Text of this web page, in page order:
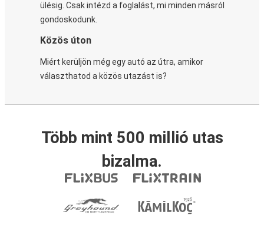
ülésig. Csak intézd a foglalást, mi minden másról
gondoskodunk.
Közös úton
Miért kerüljön még egy autó az útra, amikor
választhatod a közös utazást is?
Több mint 500 millió utas
bizalma.